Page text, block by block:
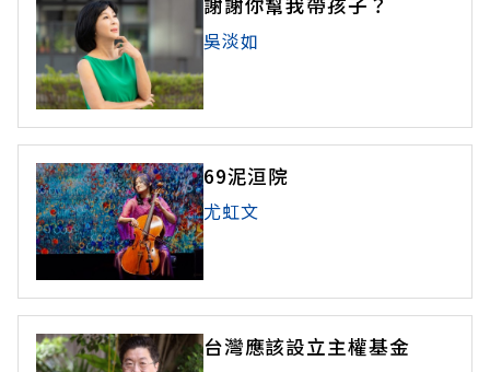
吳淡如
69泥洹院
尤虹文
台灣應該設立主權基金